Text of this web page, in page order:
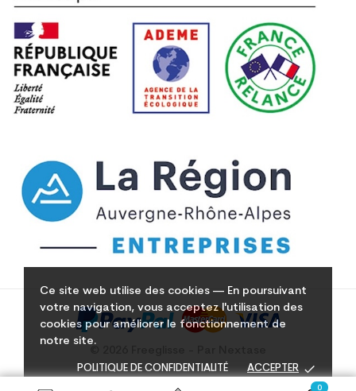
Ce site web utilise des cookies — En poursuivant
votre navigation, vous acceptez l'utilisation des
cookies pour améliorer le fonctionnement de
notre site.
POLITIQUE DE CONFIDENTIALITÉ ACCEPTER done
0